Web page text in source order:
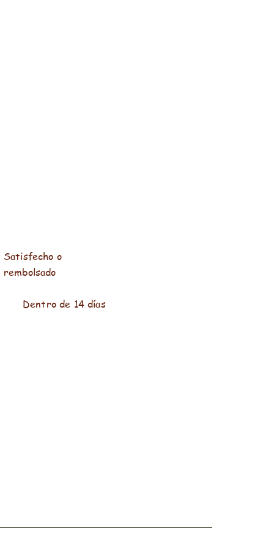
Satisfecho o
rembolsado
Dentro de 14 días